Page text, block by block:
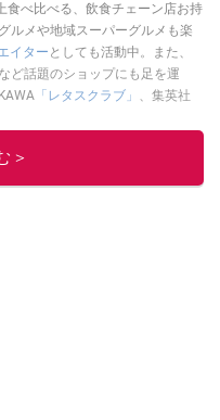
食べ比べる、飲食チェーン店お持
ルメや地域スーパーグルメも楽
イター としても活動中。また、
ど話題のショップにも足を運
「レタスクラブ」 、集英社
り。
＞